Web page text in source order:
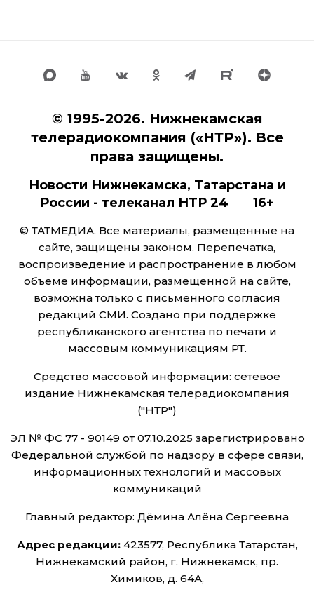
© 1995-2026. Нижнекамская
телерадиокомпания («НТР»). Все
права защищены.
Новости Нижнекамска, Татарстана и
России - телеканал НТР 24 16+
© ТАТМЕДИА. Все материалы, размещенные на
сайте, защищены законом. Перепечатка,
воспроизведение и распространение в любом
объеме информации, размещенной на сайте,
возможна только с письменного согласия
редакций СМИ. Создано при поддержке
республиканского агентства по печати и
массовым коммуникациям РТ.
Средство массовой информации: сетевое
издание Нижнекамская телерадиокомпания
("НТР")
ЭЛ № ФС 77 - 90149 от 07.10.2025 зарегистрировано
Федеральной службой по надзору в сфере связи,
информационных технологий и массовых
коммуникаций
Главный редактор: Дёмина Алёна Сергеевна
Адрес редакции:423577, Республика Татарстан,
Нижнекамский район, г. Нижнекамск, пр.
Химиков, д. 64А,